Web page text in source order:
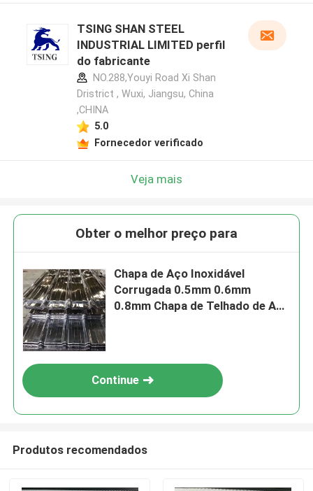
TSING SHAN STEEL
INDUSTRIAL LIMITED perfil
do fabricante
NO.288,Youyi Road Xi Shan
Dristrict , Wuxi, Jiangsu, China
,CHINA
5.0
Fornecedor verificado
Veja mais
Obter o melhor preço para
Chapa de Aço Inoxidável
Corrugada 0.5mm 0.6mm
0.8mm Chapa de Telhado de Aço
Continue
Produtos recomendados